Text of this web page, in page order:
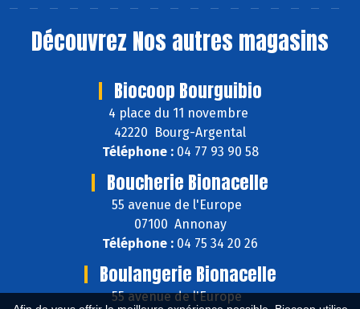
Découvrez Nos autres magasins
Biocoop Bourguibio
4 place du 11 novembre
42220 Bourg-Argental
Téléphone :04 77 93 90 58
Boucherie Bionacelle
55 avenue de l'Europe
07100 Annonay
Téléphone : 04 75 34 20 26
Boulangerie Bionacelle
55 avenue de l'Europe